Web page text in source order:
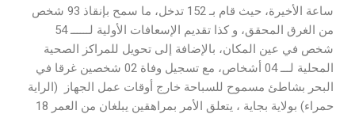
ساعة الأخيرة، حيث قام بـ 152 تدخل، ما سمح بإنقاذ 93 شخص
من الغرق المحقق، و كذا تقديم الإسعافات الأولية لــــــ 54
شخص في عين المكان، بالإضافة إلى تحويل للمراكز الصحية
المحلية لـــ 04 أشخاص، مع تسجيل وفاة 02 شخصين غرقا في
البحر بشاطئ مسموح للسباحة خارج أوقات عمل الجهاز (الراية
حمراء) بولاية بجاية ، يتعلق الأمر بمراهقين يبلغان من العمر 18